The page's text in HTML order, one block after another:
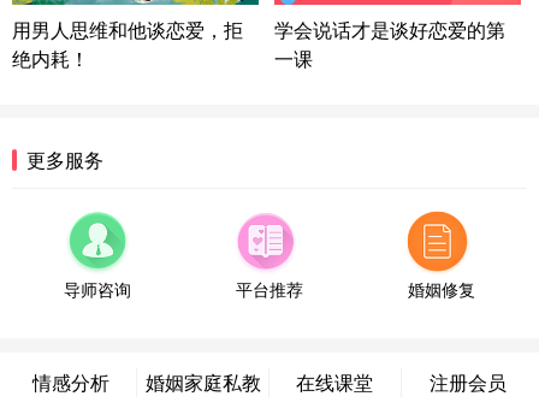
情感方案
浙江-宁波 150****8921
福建-厦门 159****4462
53分钟前
微信用户 凌乱小羊 通过此页面咨询，已获得专属情
辽宁-大连 176****2843
39分钟前
用男人思维和他谈恋爱，拒
绝内耗！
学会说话才是谈好恋爱的第
一课
更多服务
导师咨询 平台推荐 婚姻修复
情感分析 婚姻家庭私教 在线课堂 注册会员